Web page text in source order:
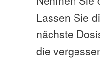
Lassen Sie
nächste
die